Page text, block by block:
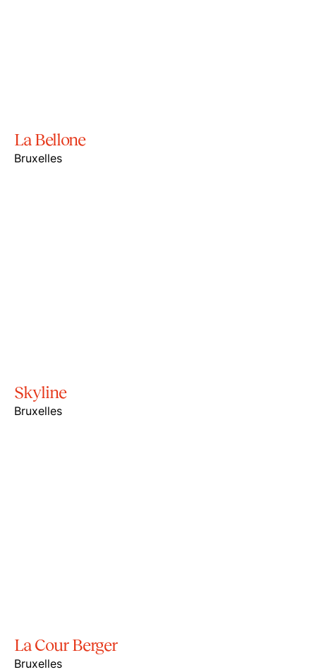
La Bellone
Bruxelles
Skyline
Bruxelles
La Cour Berger
Bruxelles